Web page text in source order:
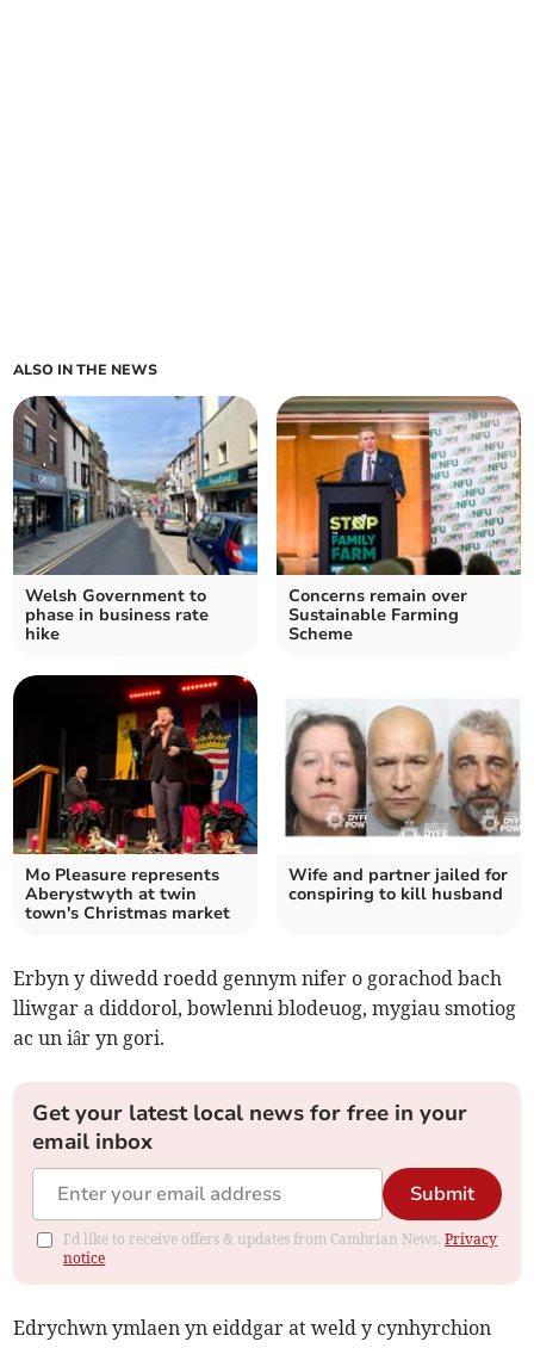
ALSO IN THE NEWS
Welsh Government to
phase in business rate
hike
Concerns remain over
Sustainable Farming
Scheme
Mo Pleasure represents
Aberystwyth at twin
town's Christmas market
Wife and partner jailed for
conspiring to kill husband
Erbyn y diwedd roedd gennym nifer o gorachod bach
lliwgar a diddorol, bowlenni blodeuog, mygiau smotiog
ac un iâr yn gori.
Get your latest local news for free in your
email inbox
Submit
I'd like to receive offers & updates from Cambrian News.Privacy
notice
Edrychwn ymlaen yn eiddgar at weld y cynhyrchion